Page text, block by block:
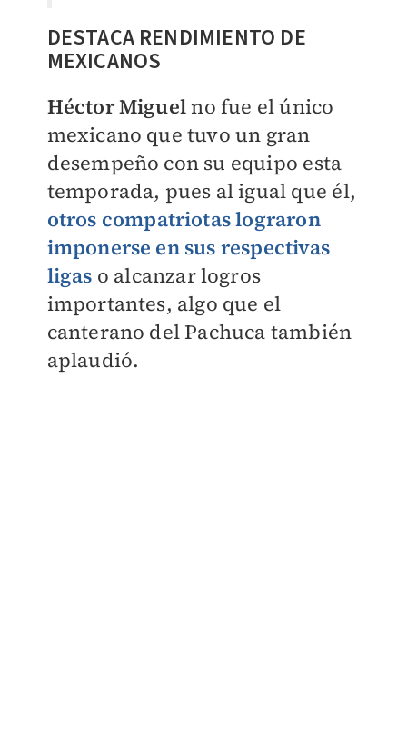
DESTACA RENDIMIENTO DE
MEXICANOS
Héctor Miguelno fue el único
mexicano que tuvo un gran
desempeño con su equipo esta
temporada, pues al igual que él,
otros compatriotas lograron
imponerse en sus respectivas
ligas o alcanzar logros
importantes, algo que el
canterano del Pachuca también
aplaudió.